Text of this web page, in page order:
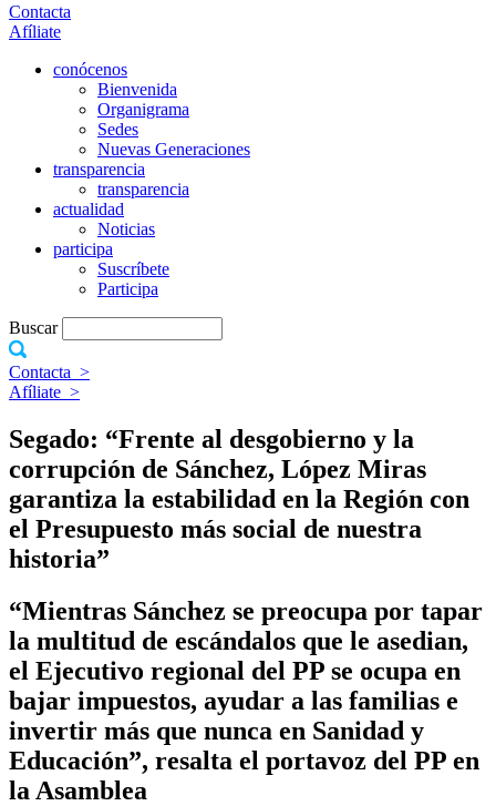
Contacta
Afíliate
conócenos
Bienvenida
Organigrama
Sedes
Nuevas Generaciones
transparencia
transparencia
actualidad
Noticias
participa
Suscríbete
Participa
Buscar
Contacta >
Afíliate >
Segado: “Frente al desgobierno y la
corrupción de Sánchez, López Miras
garantiza la estabilidad en la Región con
el Presupuesto más social de nuestra
historia”
“Mientras Sánchez se preocupa por tapar
la multitud de escándalos que le asedian,
el Ejecutivo regional del PP se ocupa en
bajar impuestos, ayudar a las familias e
invertir más que nunca en Sanidad y
Educación”, resalta el portavoz del PP en
la Asamblea